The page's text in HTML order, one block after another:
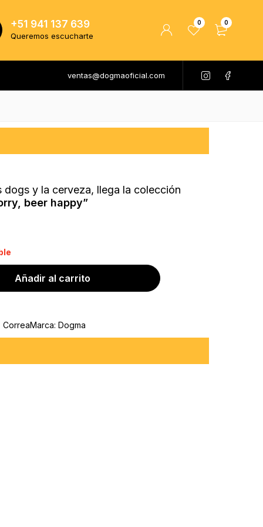
+51 941 137 639
Queremos escucharte
0 0
ventas@dogmaoficial.com
dogs y la cerveza, llega la colección
beer happy”
Añadir al carrito
CorreaMarca: Dogma